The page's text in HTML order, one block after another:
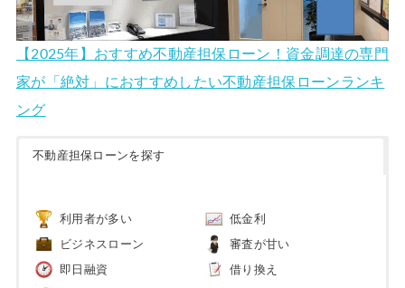
【2025年】おすすめ不動産担保ローン！資金調達の専門
家が「絶対」におすすめしたい不動産担保ローンランキ
ング
不動産担保ローンを探す
利用者が多い 低金利
ビジネスローン 審査が甘い
即日融資 借り換え